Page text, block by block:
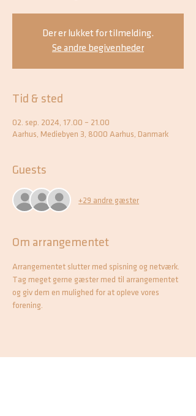
Der er lukket for tilmelding.
Se andre begivenheder
Tid & sted
02. sep. 2024, 17.00 – 21.00
Aarhus, Mediebyen 3, 8000 Aarhus, Danmark
Guests
+29 andre gæster
Om arrangementet
Arrangementet slutter med spisning og netværk.
Tag meget gerne gæster med til arrangementet
og giv dem en mulighed for at opleve vores
forening.